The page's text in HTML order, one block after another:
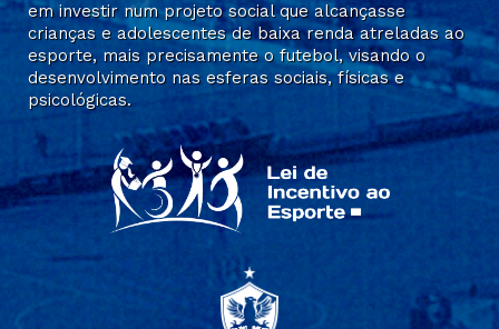
em investir num projeto social que alcançasse
crianças e adolescentes de baixa renda atreladas ao
esporte, mais precisamente o futebol, visando o
desenvolvimento nas esferas sociais, físicas e
psicológicas.